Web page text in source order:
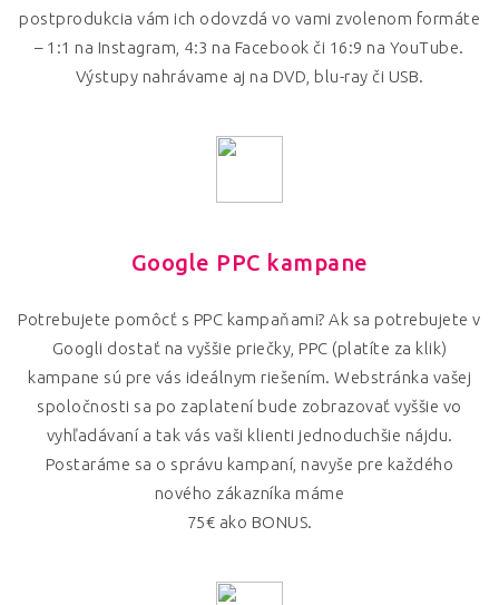
postprodukcia vám ich odovzdá vo vami zvolenom formáte
– 1:1 na Instagram, 4:3 na Facebook či 16:9 na YouTube.
Výstupy nahrávame aj na DVD, blu-ray či USB.
Google PPC kampane
Potrebujete pomôcť s PPC kampaňami? Ak sa potrebujete v
Googli dostať na vyššie priečky, PPC (platíte za klik)
kampane sú pre vás ideálnym riešením. Webstránka vašej
spoločnosti sa po zaplatení bude zobrazovať vyššie vo
vyhľadávaní a tak vás vaši klienti jednoduchšie nájdu.
Postaráme sa o správu kampaní, navyše pre každého
nového zákazníka máme
75€ ako BONUS.